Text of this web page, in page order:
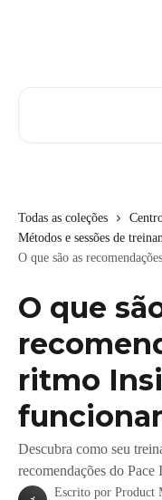
Todas as coleções
Métodos e sessões de
O que são as
O que
ritmo
Descubra como seu
recomendações do
Escrito por Product